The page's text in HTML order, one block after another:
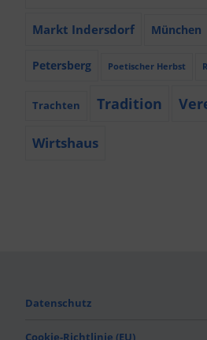
Markt Indersdorf München
Petersberg Poetischer Herbst
Trachten Tradition
Wirtshaus
Datenschutz
Cookie-Richtlinie (EU)